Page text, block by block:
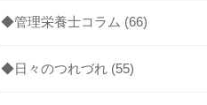
◆管理栄養士コラム (66)
◆日々のつれづれ (55)